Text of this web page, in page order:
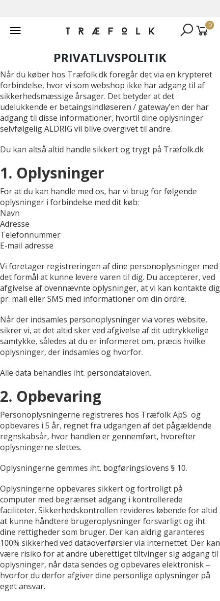
Toggle
0
PRIVATLIVSPOLITIK
Når du køber hos Træfolk.dk foregår det via en krypteret
forbindelse, hvor vi som webshop ikke har adgang til af
sikkerhedsmæssige årsager. Det betyder at det
udelukkende er betaingsindløseren / gateway’en der har
adgang til disse informationer, hvortil dine oplysninger
selvfølgelig ALDRIG vil blive overgivet til andre.
Du kan altså altid handle sikkert og trygt på Træfolk.dk
1. Oplysninger
For at du kan handle med os, har vi brug for følgende
oplysninger i forbindelse med dit køb:
Navn
Adresse
Telefonnummer
E-mail adresse
Vi foretager registreringen af dine personoplysninger med
det formål at kunne levere varen til dig. Du accepterer, ved
afgivelse af ovennævnte oplysninger, at vi kan kontakte dig
pr. mail eller SMS med informationer om din ordre.
Når der indsamles personoplysninger via vores website,
sikrer vi, at det altid sker ved afgivelse af dit udtrykkelige
samtykke, således at du er informeret om, præcis hvilke
oplysninger, der indsamles og hvorfor.
Alle data behandles iht. persondataloven.
2. Opbevaring
Personoplysningerne registreres hos Træfolk ApS og
opbevares i 5 år, regnet fra udgangen af det pågældende
regnskabsår, hvor handlen er gennemført, hvorefter
oplysningerne slettes.
Oplysningerne gemmes iht. bogføringslovens § 10.
Oplysningerne opbevares sikkert og fortroligt på
computer med begrænset adgang i kontrollerede
faciliteter. Sikkerhedskontrollen revideres løbende for altid
at kunne håndtere brugeroplysninger forsvarligt og iht.
dine rettigheder som bruger. Der kan aldrig garanteres
100% sikkerhed ved dataoverførsler via internettet. Der kan
være risiko for at andre uberettiget tiltvinger sig adgang til
oplysninger, når data sendes og opbevares elektronisk –
hvorfor du derfor afgiver dine personlige oplysninger på
eget ansvar.